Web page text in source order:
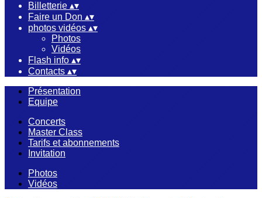
Billetterie ▴▾
Faire un Don ▴▾
photos vidéos ▴▾
Photos
Vidéos
Flash info ▴▾
Contacts ▴▾
Présentation
Equipe
Concerts
Master Class
Tarifs et abonnements
Invitation
Photos
Vidéos